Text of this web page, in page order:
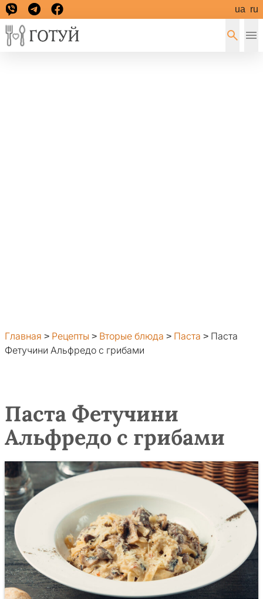
ua ru
Главная > Рецепты > Вторые блюда > Паста > Паста
Фетучини Альфредо с грибами
Паста Фетучини
Альфредо с грибами